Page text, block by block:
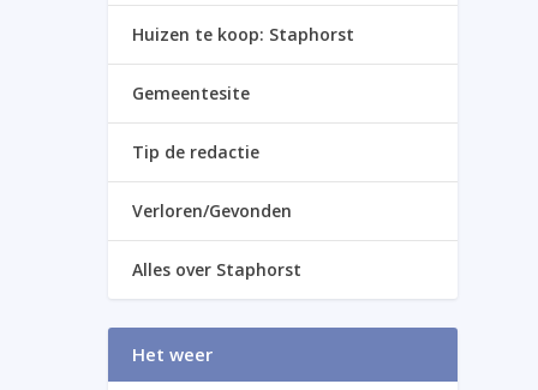
Huizen te koop: Staphorst
Gemeentesite
Tip de redactie
Verloren/Gevonden
Alles over Staphorst
Het weer